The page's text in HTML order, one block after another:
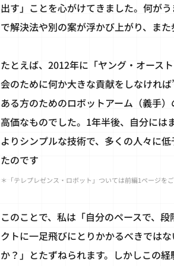
出す」ことを心がけてきました。何が
で解決法や別の案が浮かび上がり、また
たとえば、2012年に「ヤング・オース
会のために何か大きな貢献をしなけれ
ある方のためのロボットアーム（義手
高価なものでした。1年半後、自分に
よりシンプルな技術で、多くの人々に
たのです
＊「テレプレゼンス・ロボット」ついては前編1ページをご
このことで、私は「自分のペースで、
クトに一足飛びにとりかかるべきでは
か？」とたずねられます。しかしこの